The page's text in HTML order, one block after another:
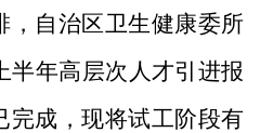
，自治区卫生健康委所
半年高层次人才引进报
完成，现将试工阶段有